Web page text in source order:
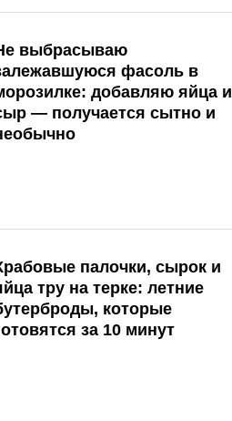
выбрасываю
фасоль в
добавляю яйца и
— получается сытно и
палочки, сырок и
тру на терке: летние
которые
за 10 минут